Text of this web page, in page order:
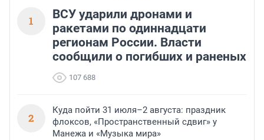
1
ВСУ ударили дронами и
ракетами по одиннадцати
регионам России. Власти
сообщили о погибших и раненых
107 688
2
Куда пойти 31 июля–2 августа: праздник
флоксов, «Пространственный сдвиг» у
Манежа и «Музыка мира»